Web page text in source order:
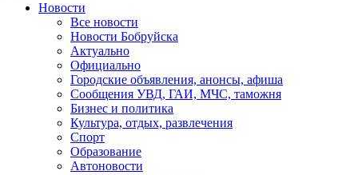
Новости
Все новости
Новости Бобруйска
Актуально
Официально
Городские объявления, анонсы, афиша
Сообщения УВД, ГАИ, МЧС, таможня
Бизнес и политика
Культура, отдых, развлечения
Спорт
Образование
Автоновости